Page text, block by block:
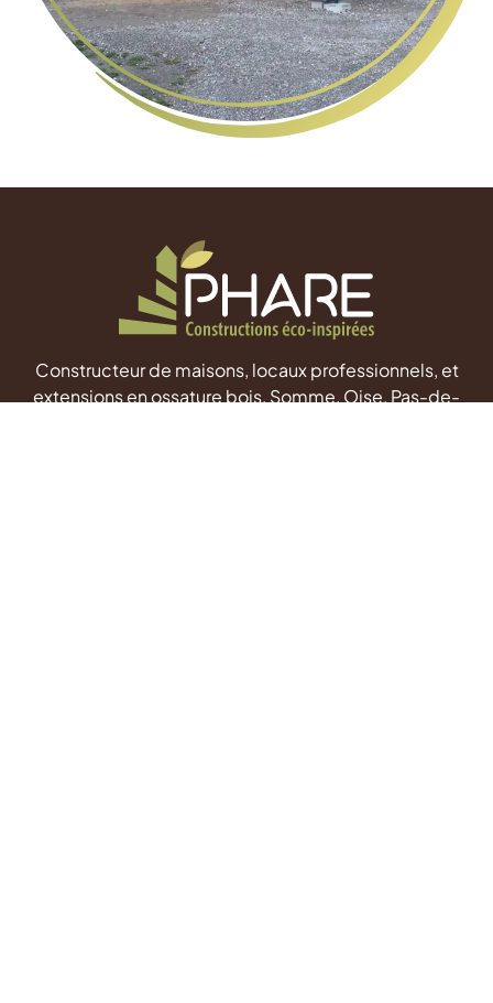
Constructeur de maisons, locaux professionnels, et
extensions en ossature bois, Somme, Oise, Pas-de-